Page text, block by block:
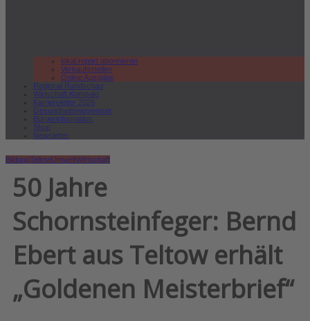
lokal.report abonnieren
Verkaufsstellen
Online Ausgabe
Regional Rundschau
Wirtschaft.Kompakt
Karriereleiter 2026
Gesundheitswegweiser
Bürgerinformation
Shop
Newsletter
BildungTeltowUmweltWirtschaft
50 Jahre
Schornsteinfeger: Bernd
Ebert aus Teltow erhält
„Goldenen Meisterbrief“